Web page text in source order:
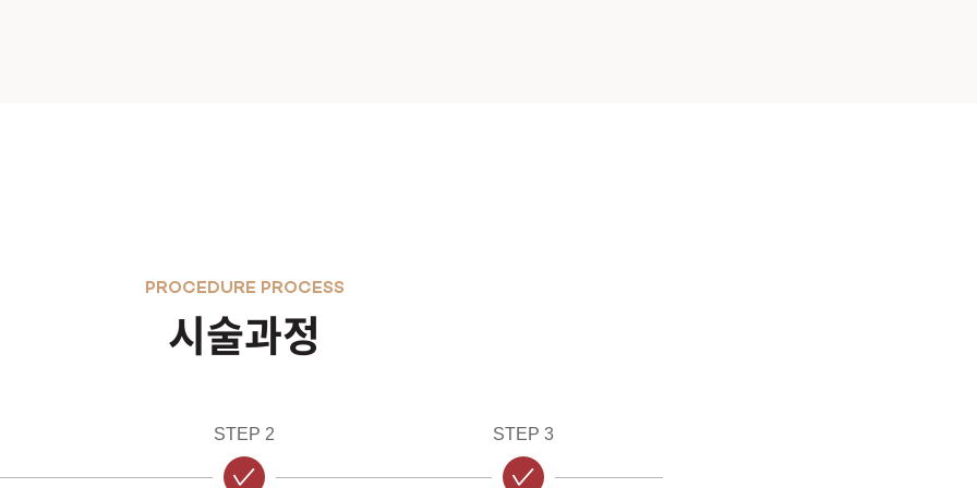
시술과정
PROCEDURE PROCESS
STEP 2 STEP 3